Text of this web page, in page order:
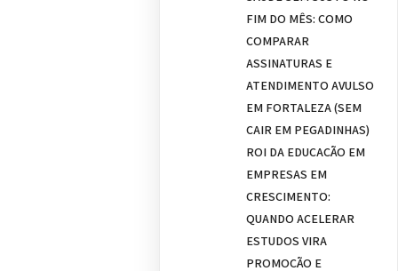
FIM DO MÊS: COMO
COMPARAR
ASSINATURAS E
ATENDIMENTO AVULSO
EM FORTALEZA (SEM
CAIR EM PEGADINHAS)
ROI DA EDUCAÇÃO EM
EMPRESAS EM
CRESCIMENTO:
QUANDO ACELERAR
ESTUDOS VIRA
PROMOÇÃO E